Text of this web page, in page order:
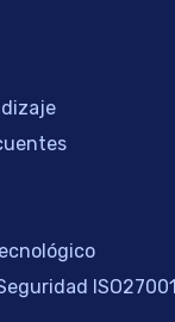
ISO27001